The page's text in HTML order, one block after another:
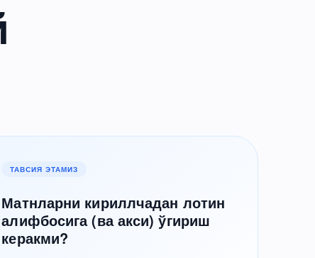
ТАВСИЯ ЭТАМИЗ
Матнларни кириллчадан лотин
алифбосига (ва акси) ўгириш
керакми?